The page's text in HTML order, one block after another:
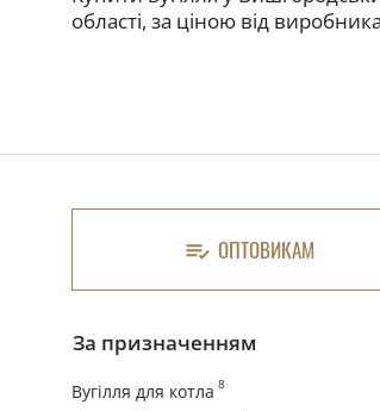
області, за ціною від виробника
ОПТОВИКАМ
За призначенням
Вугілля для котла 8